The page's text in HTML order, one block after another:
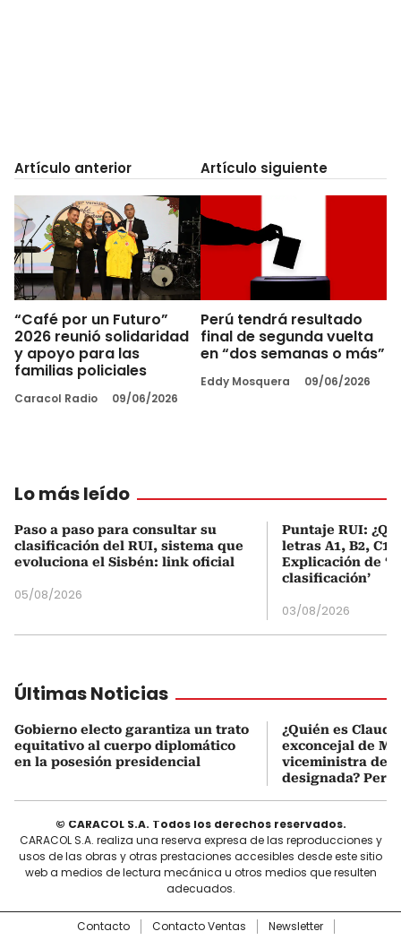
Artículo anterior
“Café por un Futuro”
2026 reunió solidaridad
y apoyo para las
familias policiales
Caracol Radio 09/06/2026
Artículo siguiente
Perú tendrá resultado
final de segunda vuelta
en “dos semanas o más”
Eddy Mosquera 09/06/2026
Lo más leído
Paso a paso para consultar su
clasificación del RUI, sistema que
evoluciona el Sisbén: link oficial
05/08/2026
Puntaje RUI:
letras A1, B2, C1
Explicación de
clasificación’
03/08/2026
Últimas Noticias
Gobierno electo garantiza un trato
equitativo al cuerpo diplomático
en la posesión presidencial
¿Quién es
exconcejal de
viceministra de
designada? Perfil
© CARACOL S.A. Todos los derechos reservados.
CARACOL S.A. realiza una reserva expresa de las reproducciones y
usos de las obras y otras prestaciones accesibles desde este sitio
web a medios de lectura mecánica u otros medios que resulten
adecuados.
Contacto Contacto Ventas
Newsletter